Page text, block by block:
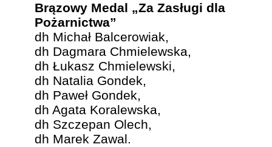
Brązowy Medal „Za Zasługi dla
Pożarnictwa”
dh Michał Balcerowiak,
dh Dagmara Chmielewska,
dh Łukasz Chmielewski,
dh Natalia Gondek,
dh Paweł Gondek,
dh Agata Koralewska,
dh Szczepan Olech,
dh Marek Zawal.